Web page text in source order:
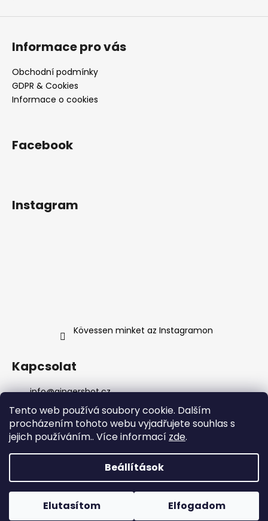
Tento web používá soubory cookie. Dalším
procházením tohoto webu vyjadřujete souhlas s
jejich používáním.. Více informací zde.
Beállítások
Elutasítom Elfogadom
Informace pro vás
Obchodní podmínky
GDPR & Cookies
Informace o cookies
Facebook
Instagram
Kövessen minket az Instagramon
Kapcsolat
info@gingershot.cz
+420 607 639 368
+420 607 639 368
facebook.com/gingershot.cz/
gingershot.cz/
Copyright 2026Ginger Shot s.r.o.. Minden jog
fenntartva.Süti beállítások szerkesztése